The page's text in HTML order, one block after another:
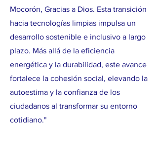
Mocorón, Gracias a Dios. Esta transición
hacia tecnologías limpias impulsa un
desarrollo sostenible e inclusivo a largo
plazo. Más allá de la eficiencia
energética y la durabilidad, este avance
fortalece la cohesión social, elevando la
autoestima y la confianza de los
ciudadanos al transformar su entorno
cotidiano."